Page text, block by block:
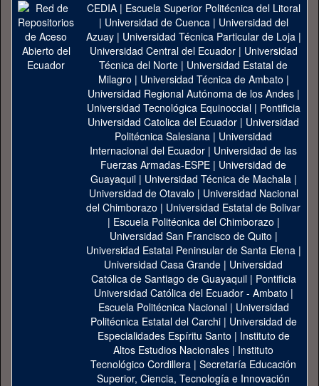
CEDIA| Escuela Superior Politécnica del Litoral
| Universidad de Cuenca| Universidad del
Azuay| Universidad Técnica Particular de Loja|
Universidad Central del Ecuador| Universidad
Técnica del Norte | Universidad Estatal de
Milagro | Universidad Técnica de Ambato |
Universidad Regional Autónoma de los Andes|
Universidad Tecnológica Equinoccial| Pontificia
Universidad Catolica del Ecuador | Universidad
Politécnica Salesiana | Universidad
Internacional del Ecuador | Universidad de las
Fuerzas Armadas-ESPE | Universidad de
Guayaquil| Universidad Técnica de Machala|
Universidad de Otavalo | Universidad Nacional
del Chimborazo | Universidad Estatal de Bolivar
| Escuela Politécnica del Chimborazo |
Universidad San Francisco de Quito |
Universidad Estatal Peninsular de Santa Elena|
Universidad Casa Grande | Universidad
Católica de Santiago de Guayaquil| Pontificia
Universidad Católica del Ecuador - Ambato |
Escuela Politécnica Nacional| Universidad
Politécnica Estatal del Carchi| Universidad de
Especialidades Espíritu Santo | Instituto de
Altos Estudios Nacionales | Instituto
Tecnológico Cordillera | Secretaría Educación
Superior, Ciencia, Tecnología e Innovación